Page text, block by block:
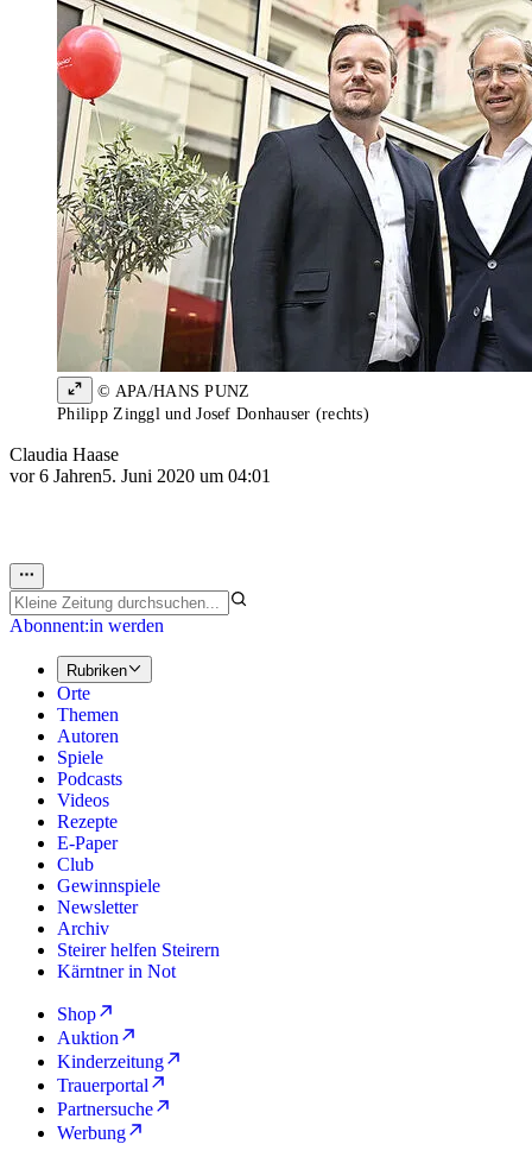
© APA/HANS PUNZ
Philipp Zinggl und Josef Donhauser (rechts)
Claudia Haase
vor 6 Jahren5. Juni 2020 um 04:01
Abonnent:in werden
Rubriken
Orte
Themen
Autoren
Spiele
Podcasts
Videos
Rezepte
E-Paper
Club
Gewinnspiele
Newsletter
Archiv
Steirer helfen Steirern
Kärntner in Not
Shop
Auktion
Kinderzeitung
Trauerportal
Partnersuche
Werbung